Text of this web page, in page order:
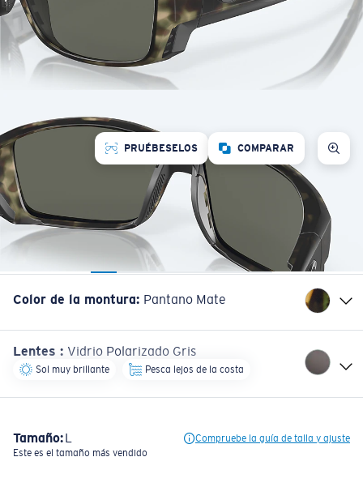
PRUÉBESELOS COMPARAR
Color de la montura: Pantano Mate
Lentes : Vidrio Polarizado Gris
Sol muy brillante Pesca lejos de la costa
Tamaño:L
Compruebe la guía de talla y ajuste
Este es el tamaño más vendido